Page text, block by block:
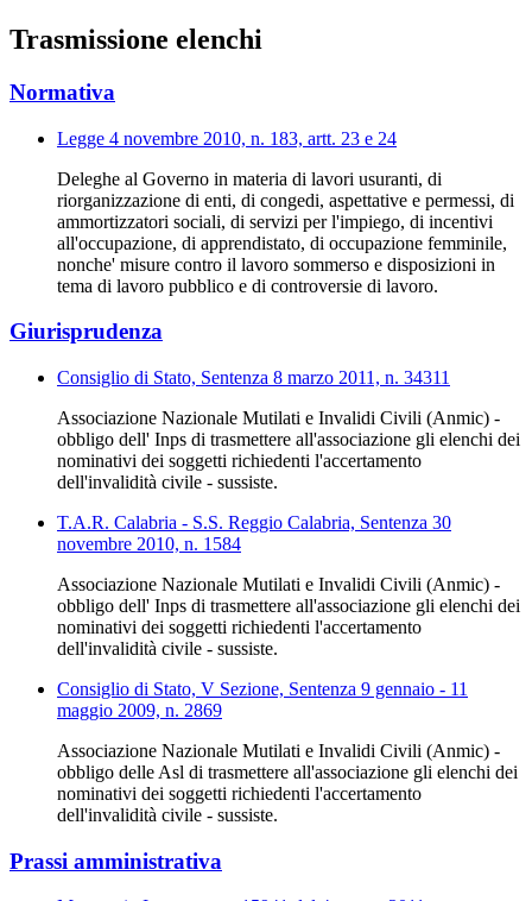
Trasmissione elenchi
Normativa
Legge 4 novembre 2010, n. 183, artt. 23 e 24
Deleghe al Governo in materia di lavori usuranti, di
riorganizzazione di enti, di congedi, aspettative e permessi, di
ammortizzatori sociali, di servizi per l'impiego, di incentivi
all'occupazione, di apprendistato, di occupazione femminile,
nonche' misure contro il lavoro sommerso e disposizioni in
tema di lavoro pubblico e di controversie di lavoro.
Giurisprudenza
Consiglio di Stato, Sentenza 8 marzo 2011, n. 34311
Associazione Nazionale Mutilati e Invalidi Civili (Anmic) -
obbligo dell' Inps di trasmettere all'associazione gli elenchi dei
nominativi dei soggetti richiedenti l'accertamento
dell'invalidità civile - sussiste.
T.A.R. Calabria - S.S. Reggio Calabria, Sentenza 30
novembre 2010, n. 1584
Associazione Nazionale Mutilati e Invalidi Civili (Anmic) -
obbligo dell' Inps di trasmettere all'associazione gli elenchi dei
nominativi dei soggetti richiedenti l'accertamento
dell'invalidità civile - sussiste.
Consiglio di Stato, V Sezione, Sentenza 9 gennaio - 11
maggio 2009, n. 2869
Associazione Nazionale Mutilati e Invalidi Civili (Anmic) -
obbligo delle Asl di trasmettere all'associazione gli elenchi dei
nominativi dei soggetti richiedenti l'accertamento
dell'invalidità civile - sussiste.
Prassi amministrativa